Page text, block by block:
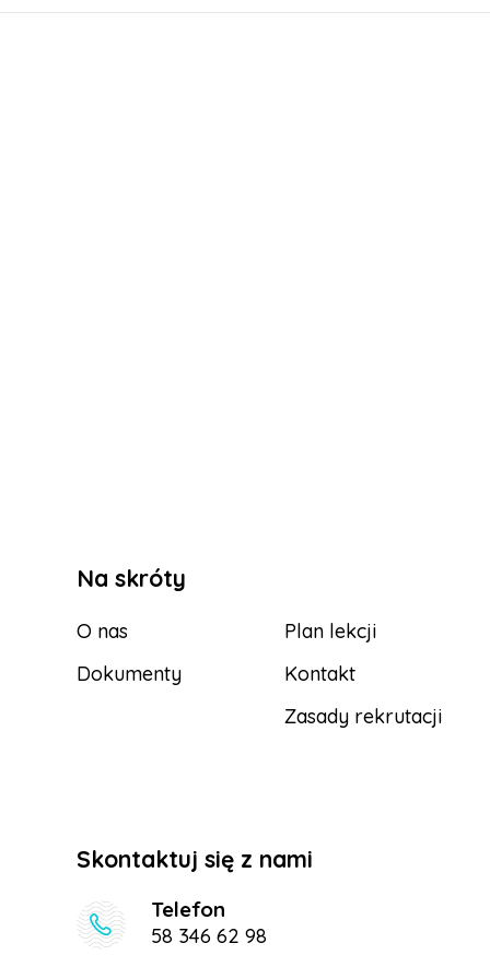
Na skróty
O nas
Plan lekcji
Dokumenty
Kontakt
Zasady rekrutacji
Skontaktuj się z nami
Telefon
58 346 62 98